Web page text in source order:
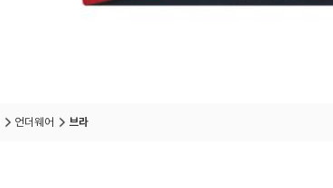
언더웨어 브라